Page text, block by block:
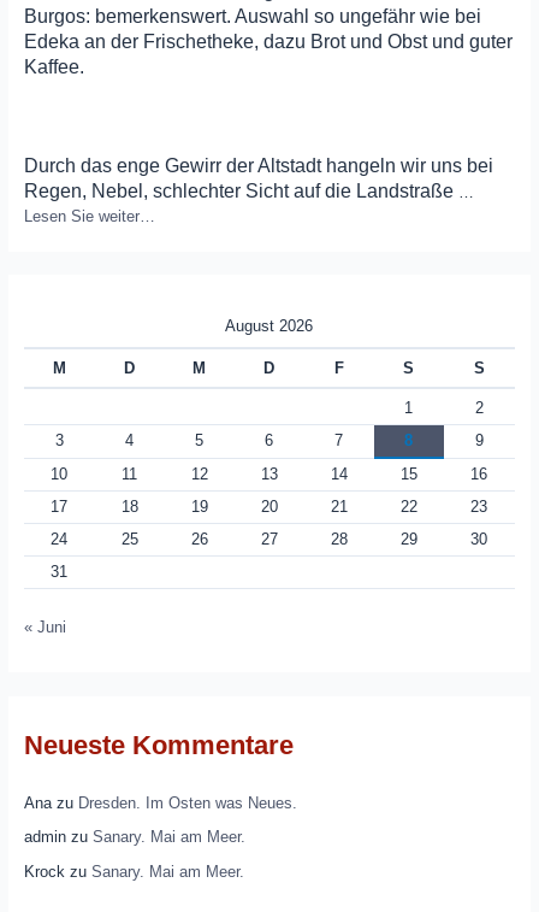
Burgos: bemerkenswert. Auswahl so ungefähr wie bei
Edeka an der Frischetheke, dazu Brot und Obst und guter
Kaffee.
Durch das enge Gewirr der Altstadt hangeln wir uns bei
Regen, Nebel, schlechter Sicht auf die Landstraße
Lesen Sie weiter…
August 2026
M D M D F S S
1
2
3
4 5 6 7 8
9
10
11 12 13 14 15
16
17
18 19 20 21 22
23
24
25 26 27 28 29
30
31
« Juni
Neueste Kommentare
Anazu Dresden. Im Osten was Neues.
adminzu Sanary. Mai am Meer.
Krock zu Sanary. Mai am Meer.